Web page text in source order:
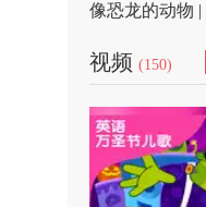
像恐龙的动物
视频 (150)